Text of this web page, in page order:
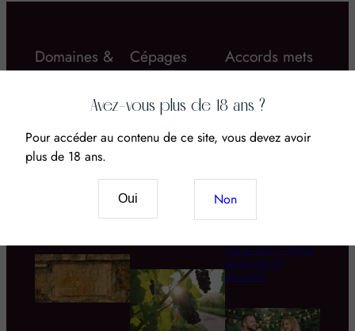
Domaines &
Domaine d’Aupilhac
Cépages
Vin & CBD : Le
des sens et du
Accords mets
Quel rosé boire
guide des 5 styles,
moments et
accords
Avez-vous plus de 18 ans ?
Pour accéder au contenu de ce site, vous devez avoir
plus de 18 ans.
Oui Non